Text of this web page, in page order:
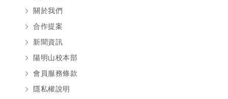
關於我們
合作提案
新聞資訊
陽明山校本部
會員服務條款
隱私權說明